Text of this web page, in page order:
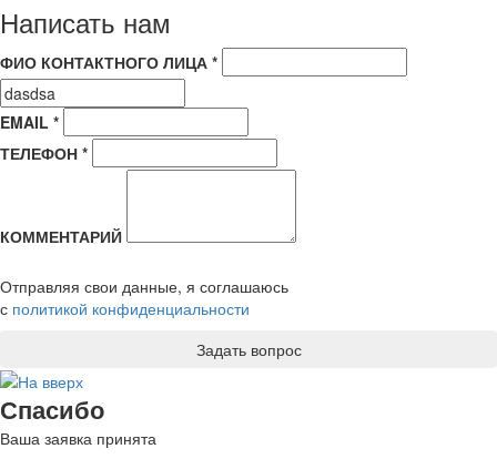
Написать нам
ФИО КОНТАКТНОГО ЛИЦА *
EMAIL *
ТЕЛЕФОН *
КОММЕНТАРИЙ
Отправляя свои данные, я соглашаюсь
с политикой конфиденциальности
Спасибо
Ваша заявка принята